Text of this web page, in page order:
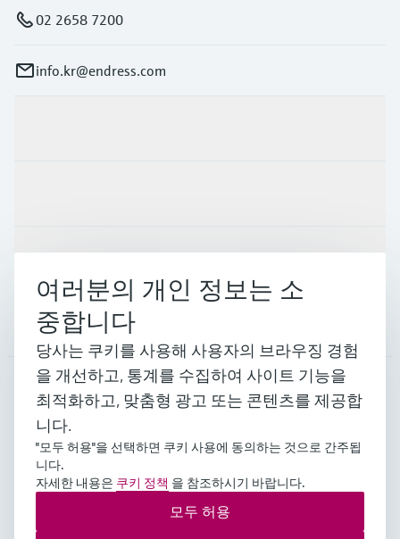
02 2658 7200
info.kr@endress.com
지원
회사 소개
KOR• 한국인
Copyright © Endress+Hauser Group Services AG 대표이
사 : 김영석 주소 : 서울시 영등포구 여의공원로 101
CCMM 빌딩 사업자등록번호 : 109-81-52541 통신판매
여러분의 개인 정보는 소
중합니다
당사는 쿠키를 사용해 사용자의 브라우징 경험
을 개선하고, 통계를 수집하여 사이트 기능을
최적화하고, 맞춤형 광고 또는 콘텐츠를 제공합
니다.
"모두 허용"을 선택하면 쿠키 사용에 동의하는 것으로 간주됩
니다.
자세한 내용은 쿠키 정책 을 참조하시기 바랍니다.
모두 허용